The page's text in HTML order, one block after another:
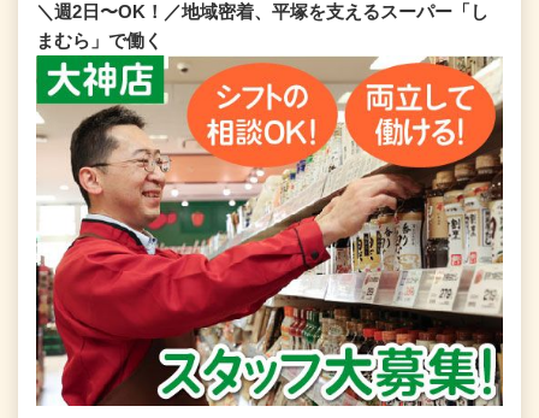
＼週2日〜OK！／地域密着、平塚を支えるスーパー「し
まむら」で働く